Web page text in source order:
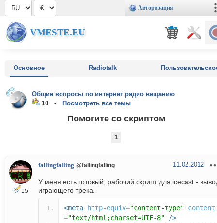
Авторизация
VMESTE.EU
Основное Radiotalk
Общие вопросы по интернет радио вещанию
10 •
Посмотреть все темы
Помогите со скриптом
1
15
fallingfalling @fallingfalling 11.02.2012
У меня есть готовый, рабочий скрипт для icecast -
играющего трека.
<meta http-equiv="content-type"
content
="text/html;charset=UTF-8"
/>